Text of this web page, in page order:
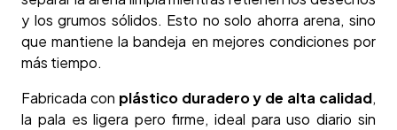
y los grumos sólidos. Esto no solo ahorra arena, sino
que mantiene la bandeja en mejores condiciones por
más tiempo.
Fabricada con plástico duradero y de alta calidad,
la pala es ligera pero firme, ideal para uso diario sin